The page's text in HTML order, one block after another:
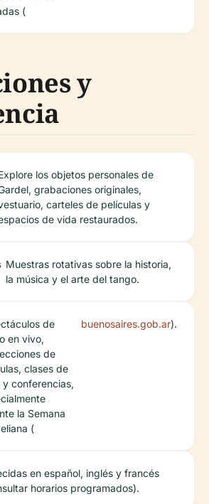
(
y
los objetos personales de
grabaciones originales,
carteles de películas y
de vida restaurados.
Muestras rotativas sobre la historia,
la música y el arte del tango.
de
en vivo,
de
clases de
y conferencias,
la Semana
(
buenosaires.gob.ar).
en español, inglés y francés
horarios programados).